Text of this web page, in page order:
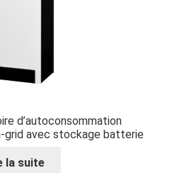
d’autoconsommation
grid avec stockage batterie
la suite